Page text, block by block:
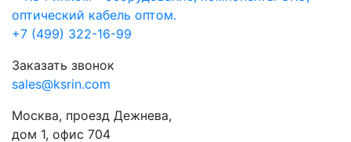
+7 (499) 322-16-99
Заказать звонок
sales@ksrin.com
Москва, проезд Дежнева,
дом 1, офис 704